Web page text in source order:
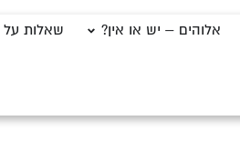
אלוהים – יש או אין? שאלות על